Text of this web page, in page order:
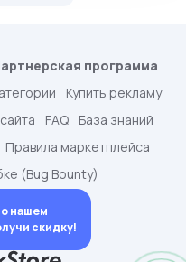
программа
Купить рекламу
FAQ
База знаний
Правила маркетплейса
(Bug Bounty)
нашем
скидку!